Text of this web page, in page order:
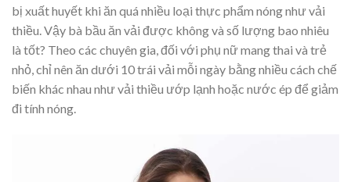
bị xuất huyết khi ăn quá nhiều loại thực phẩm nóng như vải
thiều. Vậy bà bầu ăn vải được không và số lượng bao nhiêu
là tốt? Theo các chuyên gia, đối với phụ nữ mang thai và trẻ
nhỏ, chỉ nên ăn dưới 10 trái vải mỗi ngày bằng nhiều cách chế
biến khác nhau như vải thiều ướp lạnh hoặc nước ép để giảm
đi tính nóng.